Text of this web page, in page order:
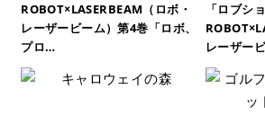
ROBOT×LASERBEAM（ロボ・
レーザービーム）第4巻「ロボ、
プロ…
「ロブシ
レーザー